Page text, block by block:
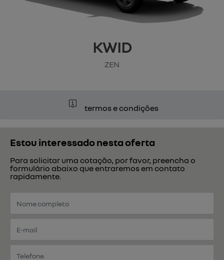
KWID
ZEN
termos e condições
Estou interessado nesta oferta
Para solicitar uma cotação, por favor, preencha o
formulário abaixo que entraremos em contato
rapidamente.